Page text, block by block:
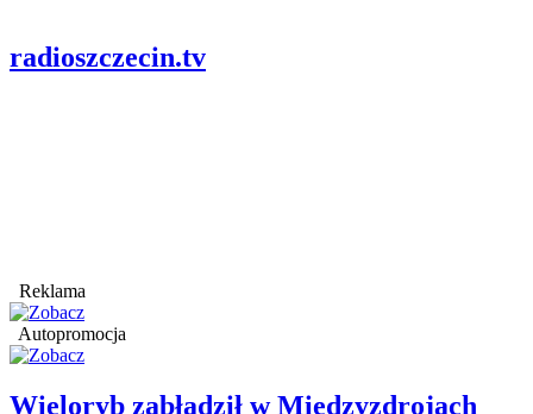
radioszczecin.tv
Reklama
Autopromocja
Wieloryb zabłądził w Międzyzdrojach